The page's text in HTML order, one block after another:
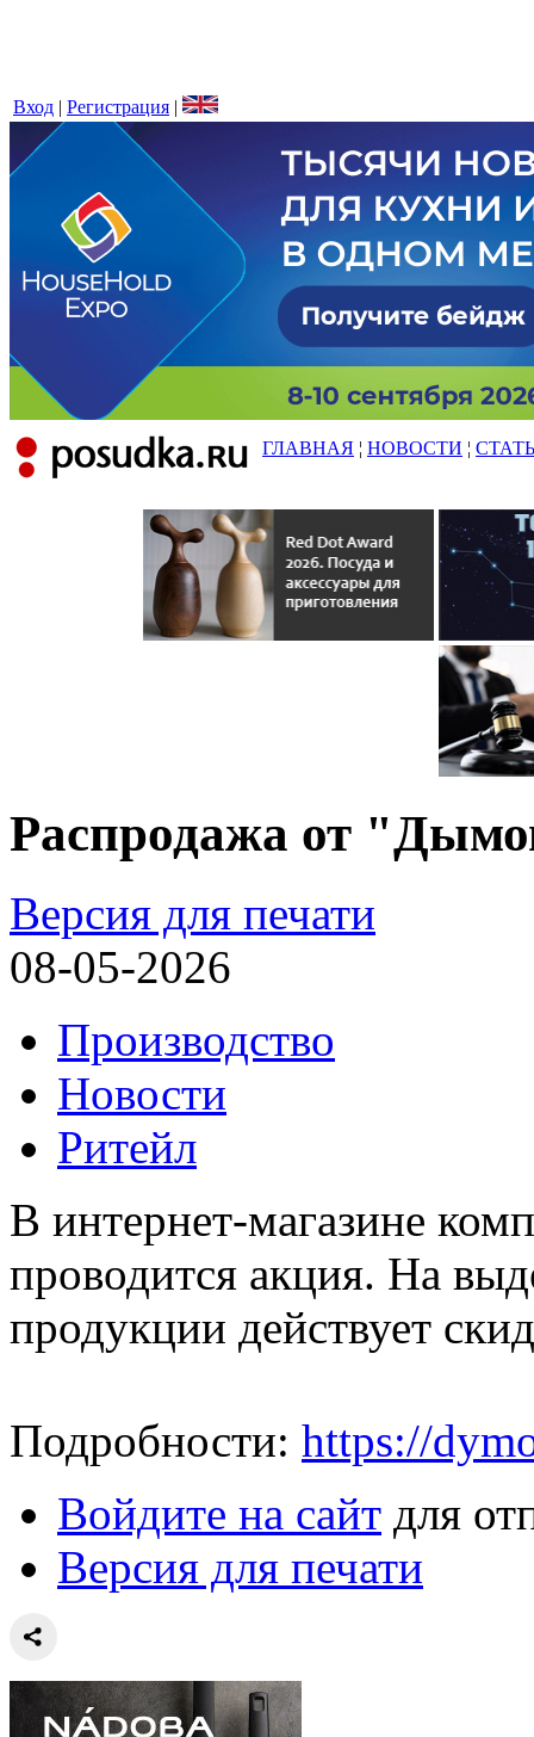
Вход | Регистрация |
ГЛАВНАЯ ¦ НОВОСТИ ¦
Распродажа от
Версия для печати
08-05-2026
Производство
Новости
Ритейл
В интернет-магазине
проводится акция. На
продукции действует
Подробности: https://
Войдите на сайт для
Версия для печати